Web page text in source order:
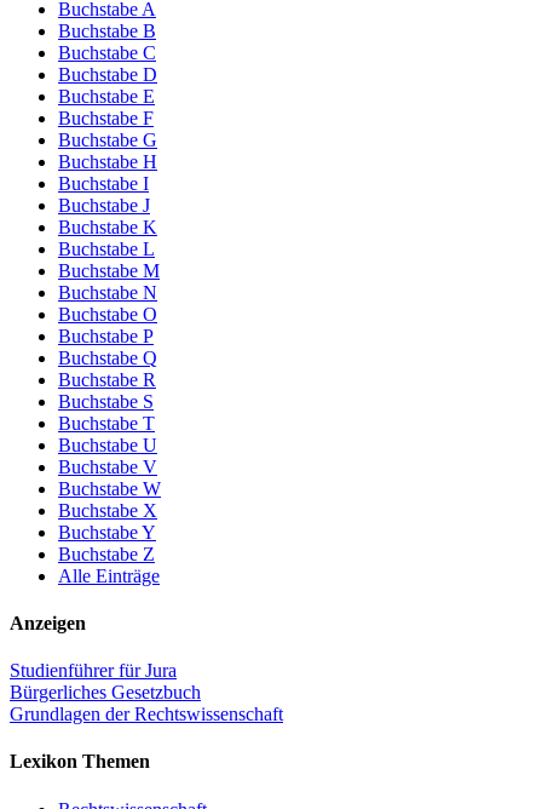
Buchstabe A
Buchstabe B
Buchstabe C
Buchstabe D
Buchstabe E
Buchstabe F
Buchstabe G
Buchstabe H
Buchstabe I
Buchstabe J
Buchstabe K
Buchstabe L
Buchstabe M
Buchstabe N
Buchstabe O
Buchstabe P
Buchstabe Q
Buchstabe R
Buchstabe S
Buchstabe T
Buchstabe U
Buchstabe V
Buchstabe W
Buchstabe X
Buchstabe Y
Buchstabe Z
Alle Einträge
Anzeigen
Studienführer für Jura
Bürgerliches Gesetzbuch
Grundlagen der Rechtswissenschaft
Lexikon Themen